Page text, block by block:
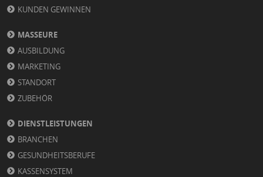
KUNDEN GEWINNEN
MASSEURE
AUSBILDUNG
MARKETING
STANDORT
ZUBEHÖR
DIENSTLEISTUNGEN
BRANCHEN
GESUNDHEITSBERUFE
KASSENSYSTEM